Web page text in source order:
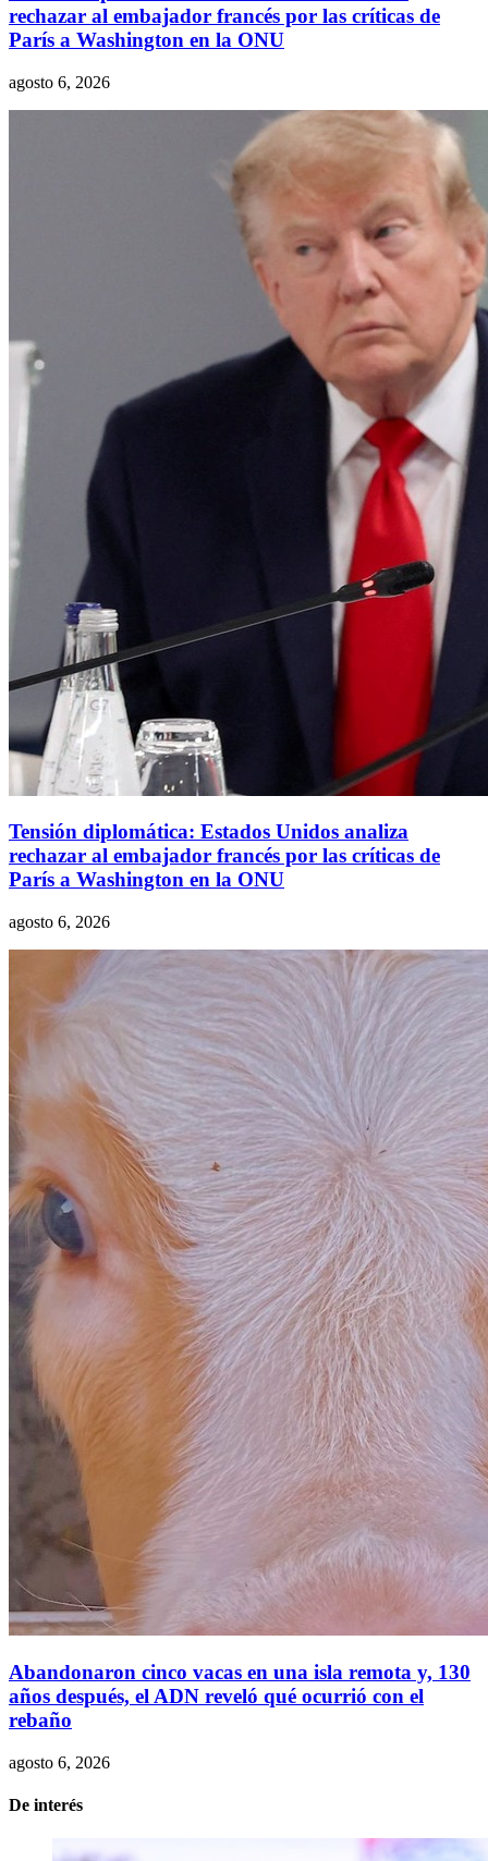
rechazar al embajador francés por las críticas de
París a Washington en la ONU
agosto 6, 2026
Tensión diplomática: Estados Unidos analiza
rechazar al embajador francés por las críticas de
París a Washington en la ONU
agosto 6, 2026
Abandonaron cinco vacas en una isla remota y, 130
años después, el ADN reveló qué ocurrió con el
rebaño
agosto 6, 2026
De interés